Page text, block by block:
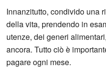
Innanzitutto, condivido una
della vita, prendendo in
utenze, dei generi
ancora. Tutto ciò è
pagare ogni mese.